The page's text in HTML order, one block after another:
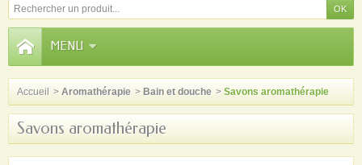
MENU
Accueil > Aromathérapie > Bain et douche > Savons aromathérapie
Savons aromathérapie